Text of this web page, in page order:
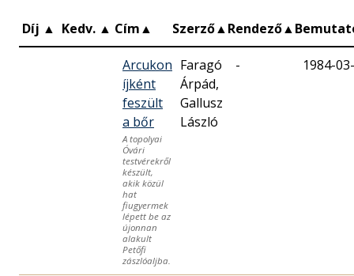
Díj ▲ Kedv. ▲ Cím▲ Szerző▲Rendező▲
Arcukon
íjként
feszült
a bőr
A topolyai
Óvári
testvérekről
készült,
akik közül
hat
fiugyermek
lépett be az
újonnan
alakult
Petőfi
zászlóaljba.
Faragó
Árpád,
Gallusz
László
- 1984-